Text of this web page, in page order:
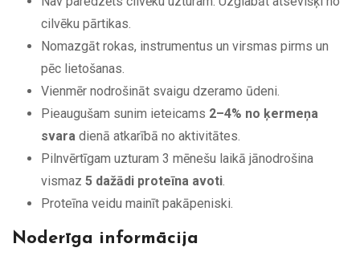
cilvēku pārtikas.
Nomazgāt rokas, instrumentus un virsmas pirms un
pēc lietošanas.
Vienmēr nodrošināt svaigu dzeramo ūdeni.
Pieaugušam sunim ieteicams 2–4% no ķermeņa
svara dienā atkarībā no aktivitātes.
Pilnvērtīgam uzturam 3 mēnešu laikā jānodrošina
vismaz 5 dažādi proteīna avoti
Proteīna veidu mainīt pakāpeniski.
Noderīga informācija